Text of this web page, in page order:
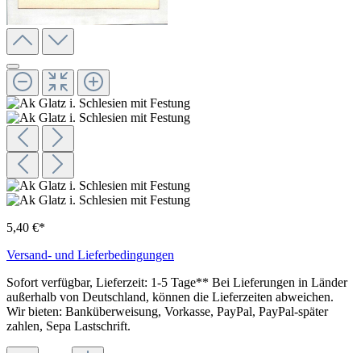
5,40 €*
Versand- und Lieferbedingungen
Sofort verfügbar, Lieferzeit: 1-5 Tage** Bei Lieferungen in Länder
außerhalb von Deutschland, können die Lieferzeiten abweichen.
Wir bieten: Banküberweisung, Vorkasse, PayPal, PayPal-später
zahlen, Sepa Lastschrift.